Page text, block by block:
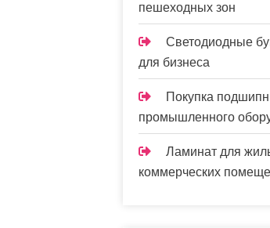
пешеходных зон
Светодиодные
для бизнеса
Покупка
промышленного
Ламинат для
коммерческих